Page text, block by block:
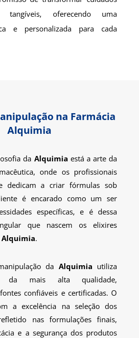
tangíveis, oferecendo uma
e personalizada para cada
na Farmácia
Alquimia
da Alquimia está a arte da
onde os profissionais
dedicam a criar fórmulas sob
é encarado como um ser
específicas, e é dessa
que nascem os elixires
Alquimia.
da Alquimia utiliza
da mais alta qualidade,
confiáveis e certificadas. O
a excelência na seleção dos
nas formulações finais,
e a segurança dos produtos